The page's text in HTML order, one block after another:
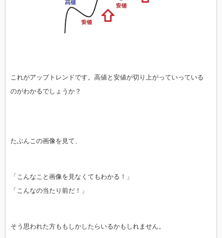
これがアップトレンドです。高値と安値が切り上がっていっている
のがわかるでしょうか？
たぶんこの画像を見て、
「こんなこと画像を見なくてもわかる！」
「こんなの当たり前だ！」
そう思われた方ももしかしたらいるかもしれません。